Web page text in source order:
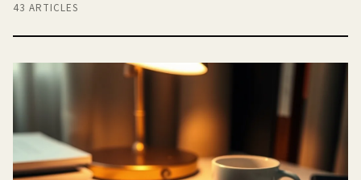
43 ARTICLES